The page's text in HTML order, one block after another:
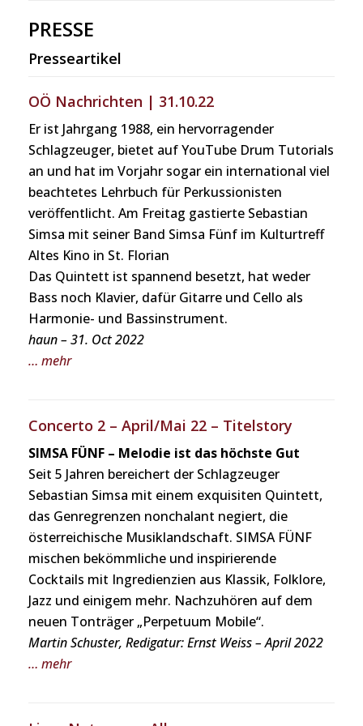
folkloristischen Einflüssen“ so lassen sich die oft
filmmusikhaften Klänge des Quintettes wohl am
PRESSE
Presseartikel
OÖ Nachrichten | 31.10.22
Er ist Jahrgang 1988, ein hervorragender
Schlagzeuger, bietet auf YouTube Drum Tutorials
an und hat im Vorjahr sogar ein international viel
beachtetes Lehrbuch für Perkussionisten
veröffentlicht. Am Freitag gastierte Sebastian
Simsa mit seiner Band Simsa Fünf im Kulturtreff
Altes Kino in St. Florian
Das Quintett ist spannend besetzt, hat weder
Bass noch Klavier, dafür Gitarre und Cello als
Harmonie- und Bassinstrument.
haun – 31. Oct 2022
… mehr
Concerto 2 – April/Mai 22 – Titelstory
SIMSA FÜNF – Melodie ist das höchste Gut
Seit 5 Jahren bereichert der Schlagzeuger
Sebastian Simsa mit einem exquisiten Quintett,
das Genregrenzen nonchalant negiert, die
österreichische Musiklandschaft. SIMSA FÜNF
mischen bekömmliche und inspirierende
Cocktails mit Ingredienzien aus Klassik, Folklore,
Jazz und einigem mehr. Nachzuhören auf dem
neuen Tonträger „Perpetuum Mobile“.
Martin Schuster, Redigatur: Ernst Weiss – April 2022
… mehr